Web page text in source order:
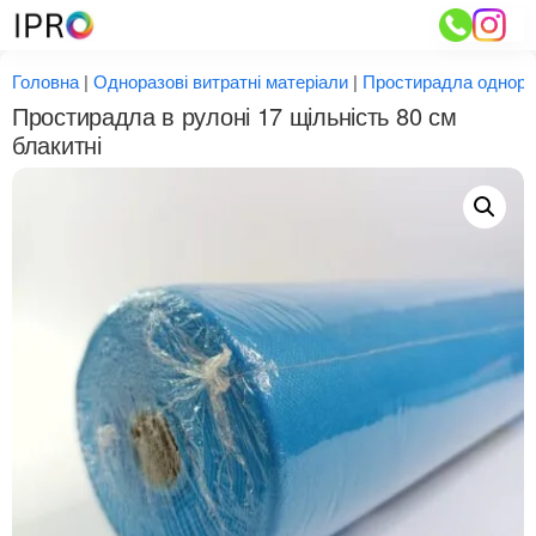
Перейти
до
Головна | Одноразові витратні матеріали | Простирадла
Простирадла в рулоні 17 щільність 80 см
блакитні